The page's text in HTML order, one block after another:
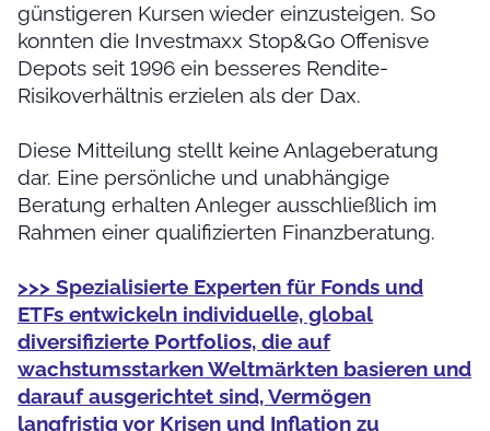
günstigeren Kursen wieder einzusteigen. So
konnten die Investmaxx Stop&Go Offenisve
Depots seit 1996 ein besseres Rendite-
Risikoverhältnis erzielen als der Dax.
Diese Mitteilung stellt keine Anlageberatung
dar. Eine persönliche und unabhängige
Beratung erhalten Anleger ausschließlich im
Rahmen einer qualifizierten Finanzberatung.
>>> Spezialisierte Experten für Fonds und
ETFs entwickeln individuelle, global
diversifizierte Portfolios, die auf
wachstumsstarken Weltmärkten basieren und
darauf ausgerichtet sind, Vermögen
langfristig vor Krisen und Inflation zu